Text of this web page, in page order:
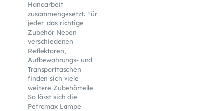
Handarbeit
zusammengesetzt. Für
jeden das richtige
Zubehör Neben
verschiedenen
Reflektoren,
Aufbewahrungs- und
Transporttaschen
finden sich viele
weitere Zubehörteile.
So lässt sich die
Petromax Lampe